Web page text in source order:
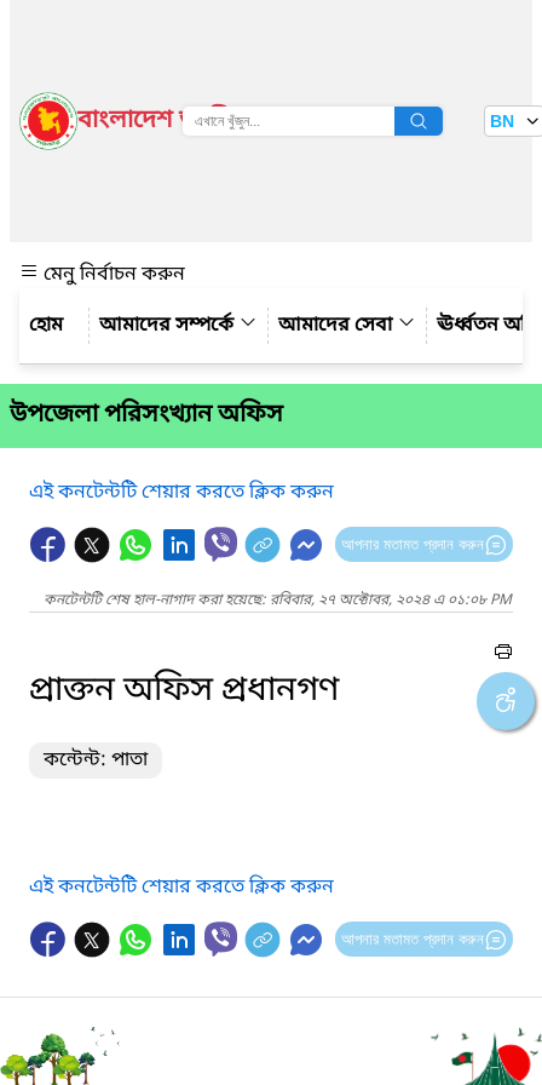
বাংলাদেশ জাতীয় তথ্য বাতায়ন BN
মেনু নির্বাচন করুন
আমাদের সম্পর্কে
আমাদের সেবা ঊর্ধ্বতন
উপজেলা পরিসংখ্যান অফিস
এই কনটেন্টটি শেয়ার করতে ক্লিক করুন
আপনার মতামত প্রদান করুন
কনটেন্টটি শেষ হাল-নাগাদ করা হয়েছে: রবিবার, ২৭ অক্টোবর, ২০২৪ এ ০১:০৮ PM
প্রাক্তন অফিস প্রধানগণ
কন্টেন্ট: পাতা
এই কনটেন্টটি শেয়ার করতে ক্লিক করুন
আপনার মতামত প্রদান করুন